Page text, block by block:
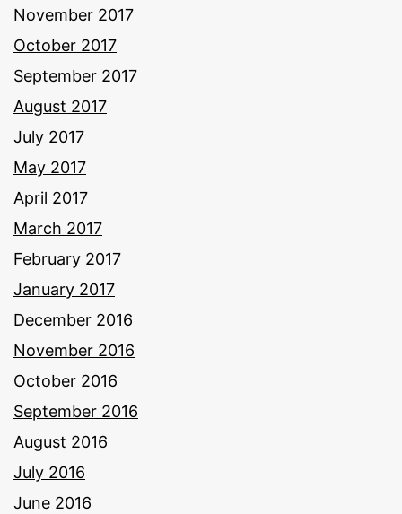
November 2017
October 2017
September 2017
August 2017
July 2017
May 2017
April 2017
March 2017
February 2017
January 2017
December 2016
November 2016
October 2016
September 2016
August 2016
July 2016
June 2016